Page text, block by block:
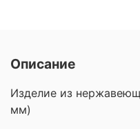
Описание
Изделие из
мм)